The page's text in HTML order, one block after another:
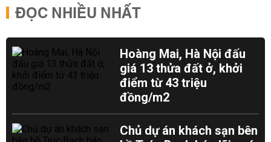
ĐỌC NHIỀU NHẤT
Hoàng Mai, Hà Nội đấu
giá 13 thửa đất ở, khởi
điểm từ 43 triệu
đồng/m2
Chủ dự án khách sạn bên